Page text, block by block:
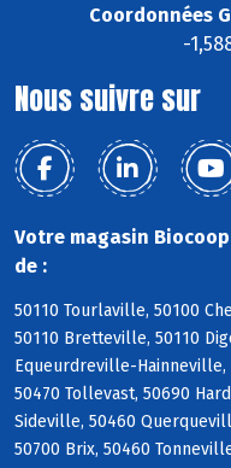
Coordonnées
-
Nous suivre sur
Votre magasin
de :
50110 Tourlaville, 50100
50110 Bretteville, 50110
Equeurdreville-Hainneville,
50470 Tollevast, 50690
Sideville, 50460
50700 Brix, 50460